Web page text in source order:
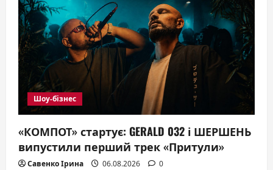
Шоу-бізнес
«КОМПОТ» стартує: GERALD 032 і ШЕРШЕНЬ
випустили перший трек «Притули»
Савенко Ірина 06.08.2026 0